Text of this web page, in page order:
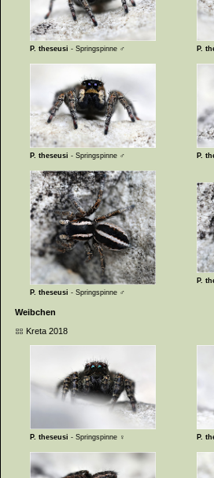
P. theseusi - Springspinne ♂ P.
P. theseusi - Springspinne ♂ P.
P. theseusi - Springspinne ♂
P.
Weibchen
Kreta 2018
P. theseusi - Springspinne ♀ P.